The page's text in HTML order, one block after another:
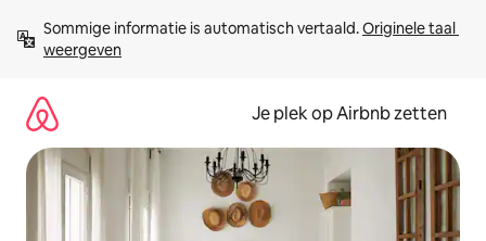
direct
naar
Sommige informatie is automatisch vertaald. Originele taal
weergeven
Je plek op Airbnb zetten